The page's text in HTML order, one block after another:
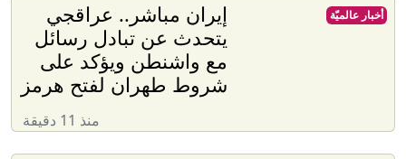
إيران مباشر.. عراقجي
يتحدث عن تبادل رسائل
مع واشنطن ويؤكد على
شروط طهران لفتح هرمز
منذ 11 دقيقة
أخبار عالميّة